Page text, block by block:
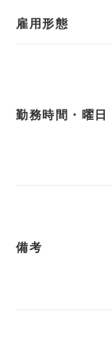
雇用形態
勤務時間・曜日
備考